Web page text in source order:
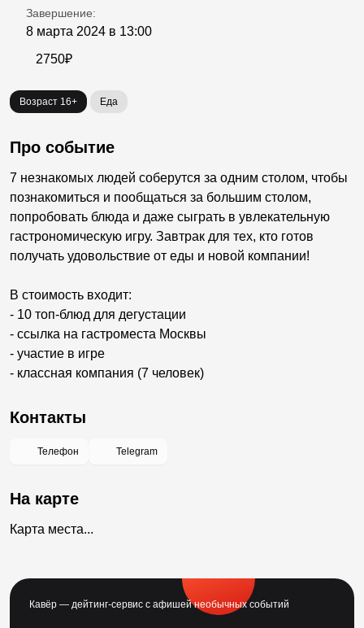
Завершение:
8 марта 2024 в 13:00
2750₽
Возраст 16+ Еда
Про событие
7 незнакомых людей соберутся за одним столом, чтобы
познакомиться и пообщаться за большим столом,
попробовать блюда и даже сыграть в увлекательную
гастрономическую игру. Завтрак для тех, кто готов
получать удовольствие от еды и новой компании!
В стоимость входит:
- 10 топ-блюд для дегустации
- ссылка на гастроместа Москвы
- участие в игре
- классная компания (7 человек)
Контакты
Телефон Telegram
На карте
Карта места...
Кавёр — дейтинг-сервис с афишей необычных событий